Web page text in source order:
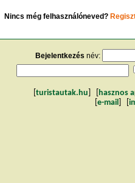
Nincs még felhasználóneved?
Bejelentkezés név:
turistautak.hu hasznos
e-mail